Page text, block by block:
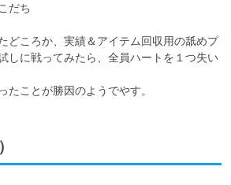
だち
どころか、実績＆アイテム回収用の舐めプ
しに戦ってみたら、全員ハートを１つ失い
たことが勝因のようでやす。